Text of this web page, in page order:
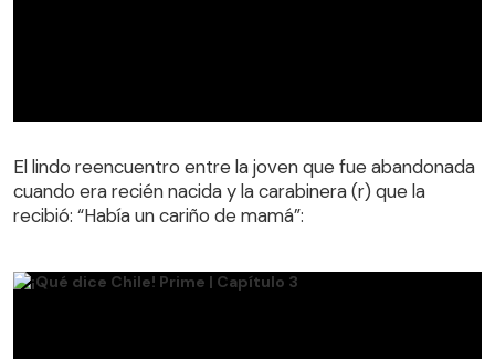
cuando era recién nacida y la carabinera (r) que la
recibió: “Había un cariño de mamá”:
El lindo reencuentro entre la joven que fue abandonada
cuando era recién nacida y la carabinera (r) que la
recibió: “Había un cariño de mamá”: